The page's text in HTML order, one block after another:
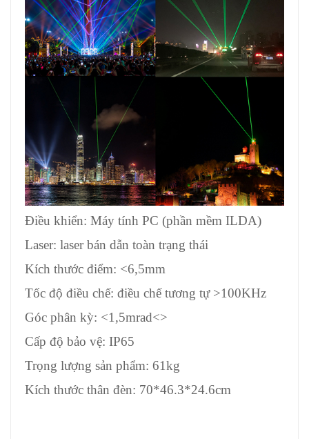
Điều khiển: Máy tính PC (phần mềm ILDA)
Laser: laser bán dẫn toàn trạng thái
Kích thước điểm: <6,5mm
Tốc độ điều chế: điều chế tương tự >100KHz
Góc phân kỳ: <1,5mrad<>
Cấp độ bảo vệ: IP65
Trọng lượng sản phẩm: 61kg
Kích thước thân đèn: 70*46.3*24.6cm